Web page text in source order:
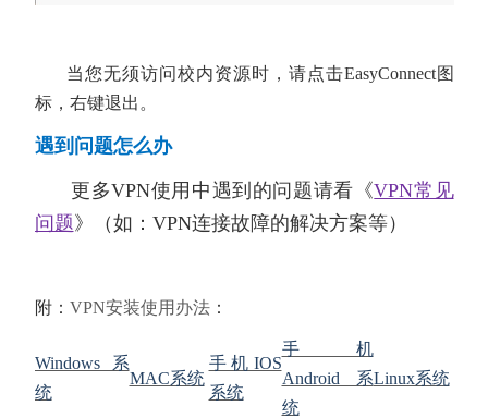
当您无须访问校内资源时，请点击EasyConnect图
标，右键退出。
遇到问题怎么办
更多VPN使用中遇到的问题请看《VPN常见
问题》 （如：VPN连接故障的解决方案等）
附： VPN安装使用办法：
Windows系
统
MAC系统
手机IOS
系统
手机
Android系
统
Linux系统